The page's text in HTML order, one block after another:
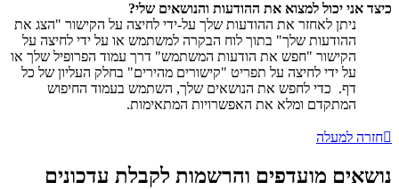
כיצד אני יכול למצוא את ההודעות והנושאים שלי?
ניתן לאחזר את ההודעות שלך על-ידי לחיצה על הקישור "הצג את
ההודעות שלך" בתוך לוח הבקרה למשתמש או על ידי לחיצה על
הקישור "חפש את הודעות המשתמש" דרך עמוד הפרופיל שלך או
על ידי לחיצה על תפריט "קישורים מהירים" בחלק העליון של כל
דף. כדי לחפש את הנושאים שלך, השתמש בעמוד החיפוש
המתקדם ומלא את האפשרויות המתאימות.
חזרה למעלה
נושאים מועדפים והרשמות לקבלת עדכונים